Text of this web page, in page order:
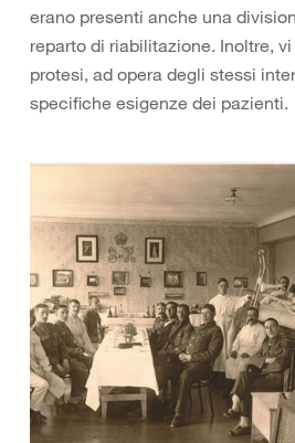
erano presenti anche una
reparto di riabilitazione. Inoltre,
protesi, ad opera degli stessi
specifiche esigenze dei pazienti.